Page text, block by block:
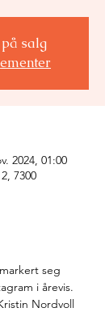
salg
2024, 01:00
7300
seg
i årevis.
Nordvoll